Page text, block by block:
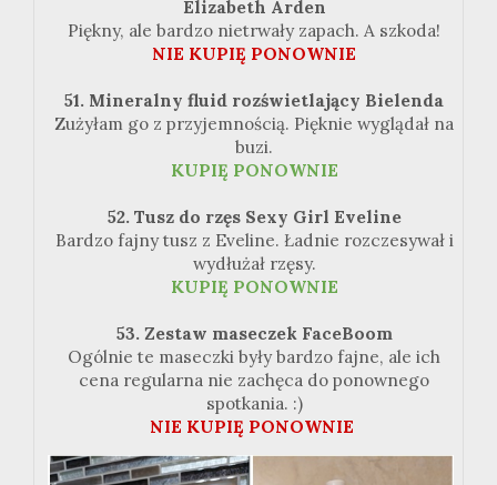
Elizabeth Arden
Piękny, ale bardzo nietrwały zapach. A szkoda!
NIE KUPIĘ PONOWNIE
51. Mineralny fluid rozświetlający Bielenda
Zużyłam go z przyjemnością. Pięknie wyglądał na
buzi.
KUPIĘ PONOWNIE
52. Tusz do rzęs Sexy Girl Eveline
Bardzo fajny tusz z Eveline. Ładnie rozczesywał i
wydłużał rzęsy.
KUPIĘ PONOWNIE
53. Zestaw maseczek FaceBoom
Ogólnie te maseczki były bardzo fajne, ale ich
cena regularna nie zachęca do ponownego
spotkania. :)
NIE KUPIĘ PONOWNIE